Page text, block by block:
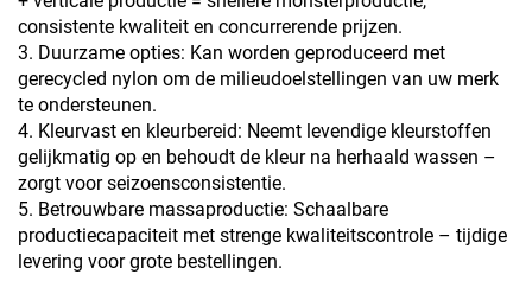
consistente kwaliteit en concurrerende prijzen.
3. Duurzame opties: Kan worden geproduceerd met
gerecycled nylon om de milieudoelstellingen van uw merk
te ondersteunen.
4. Kleurvast en kleurbereid: Neemt levendige kleurstoffen
gelijkmatig op en behoudt de kleur na herhaald wassen –
zorgt voor seizoensconsistentie.
5. Betrouwbare massaproductie: Schaalbare
productiecapaciteit met strenge kwaliteitscontrole – tijdige
levering voor grote bestellingen.